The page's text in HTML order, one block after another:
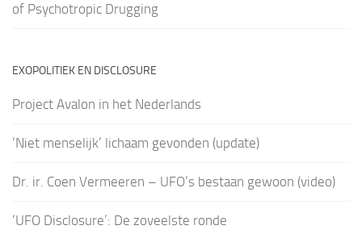
of Psychotropic Drugging
EXOPOLITIEK EN DISCLOSURE
Project Avalon in het Nederlands
‘Niet menselijk’ lichaam gevonden (update)
Dr. ir. Coen Vermeeren – UFO’s bestaan gewoon (video)
‘UFO Disclosure’: De zoveelste ronde